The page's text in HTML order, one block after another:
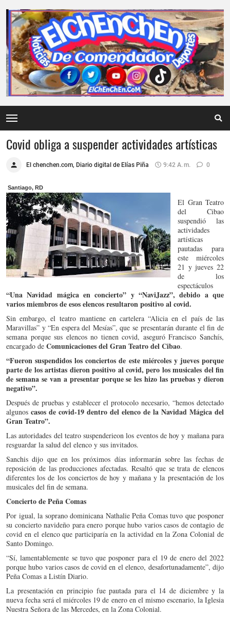
Covid obliga a suspender actividades artísticas
El chenchen.com, Diario digital de Elías Piña 9:42 A. M. 0
Santiago, RD
El Gran Teatro
del Cibao
suspendió las
actividades
artísticas
pautadas para
este miércoles
21 y jueves 22
de los
espectáculos
“Una Navidad mágica en concierto” y “NaviJazz”, debido a que
varios miembros de esos elencos resultaron positivo al covid.
Sin embargo, el teatro mantiene en cartelera “Alicia en el país de las
Maravillas” y “En espera del Mesías”, que se presentarán durante el fin de
semana porque sus elencos no tienen covid, aseguró Francisco Sanchís,
encargado de Comunicaciones del Gran Teatro del Cibao.
“Fueron suspendidos los conciertos de este miércoles y jueves porque
parte de los artistas dieron positivo al covid, pero los musicales del fin
de semana se van a presentar porque se les hizo las pruebas y dieron
negativo”.
Después de pruebas y establecer el protocolo necesario, “hemos detectado
algunos casos de covid-19 dentro del elenco de la Navidad Mágica del
Gran Teatro”.
Las autoridades del teatro suspenderieon los eventos de hoy y mañana para
resguardar la salud del elenco y sus invitados.
Sanchis dijo que en los próximos días informarán sobre las fechas de
reposición de las producciones afectadas. Resaltó que se trata de elencos
diferentes los de los conciertos de hoy y mañana y la presentación de los
musicales del fin de semana.
Concierto de Peña Comas
Por igual, la soprano dominicana Nathalie Peña Comas tuvo que posponer
su concierto navideño para enero porque hubo varios casos de contagio de
covid en el elenco que participaría en la actividad en la Zona Colonial de
Santo Domingo.
“Sí, lamentablemente se tuvo que posponer para el 19 de enero del 2022
porque hubo varios casos de covid en el elenco, desafortunadamente”, dijo
Peña Comas a Listín Diario.
La presentación en principio fue pautada para el 14 de diciembre y la
nueva fecha será el miércoles 19 de enero en el mismo escenario, la Iglesia
Nuestra Señora de las Mercedes, en la Zona Colonial.